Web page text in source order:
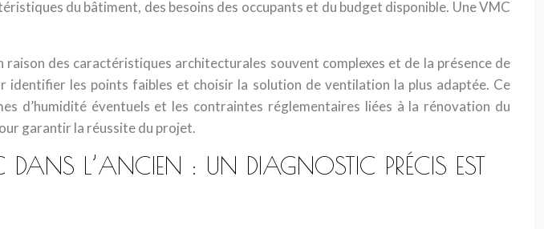
du bâtiment, des besoins des occupants et du budget disponible. Une VMC
des caractéristiques architecturales souvent complexes et de la présence de
identifier les points faibles et choisir la solution de ventilation la plus adaptée. Ce
d’humidité éventuels et les contraintes réglementaires liées à la rénovation du
garantir la réussite du projet.
DANS L’ANCIEN : UN DIAGNOSTIC PRÉCIS EST